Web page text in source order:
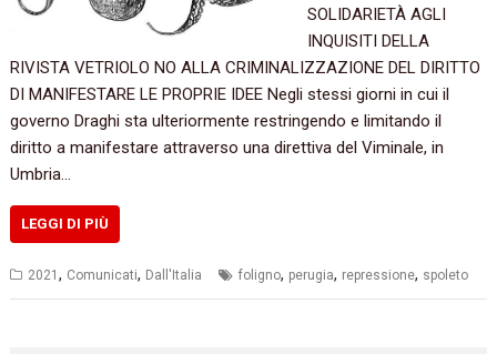
SOLIDARIETÀ AGLI
INQUISITI DELLA
RIVISTA VETRIOLO NO ALLA CRIMINALIZZAZIONE DEL DIRITTO
DI MANIFESTARE LE PROPRIE IDEE Negli stessi giorni in cui il
governo Draghi sta ulteriormente restringendo e limitando il
diritto a manifestare attraverso una direttiva del Viminale, in
Umbria…
LEGGI DI PIÙ
2021, Comunicati, Dall'Italia foligno, perugia, repressione, spoleto